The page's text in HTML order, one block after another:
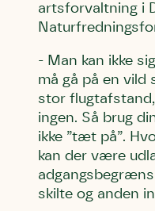
artsforvaltning i
- Man kan ikke
må gå på en vild
stor
ingen. Så brug
ikke ”tæt på”.
kan der være
skilte og anden